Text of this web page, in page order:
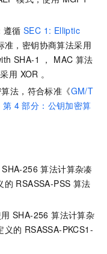
遵循 SEC 1: Elliptic
准，密钥协商算法采用
SHA-1 ， MAC 算法
用 XOR 。
法，符合标准《GM/T
4 部分：公钥加密算
256 算法计算杂凑
RSASSA-PSS 算法
SHA-256 算法计算杂
的 RSASSA-PKCS1-